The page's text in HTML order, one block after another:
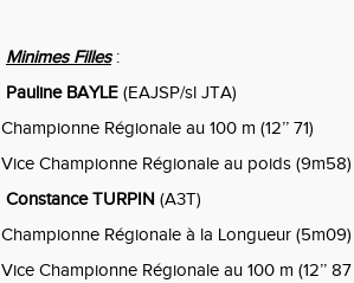
Minimes Filles:
Pauline BAYLE (EAJSP/sl JTA)
Championne Régionale au 100 m (12’’ 71)
Vice Championne Régionale au poids (9m58)
Constance TURPIN (A3T)
Championne Régionale à la Longueur (5m09)
Vice Championne Régionale au 100 m (12’’ 87